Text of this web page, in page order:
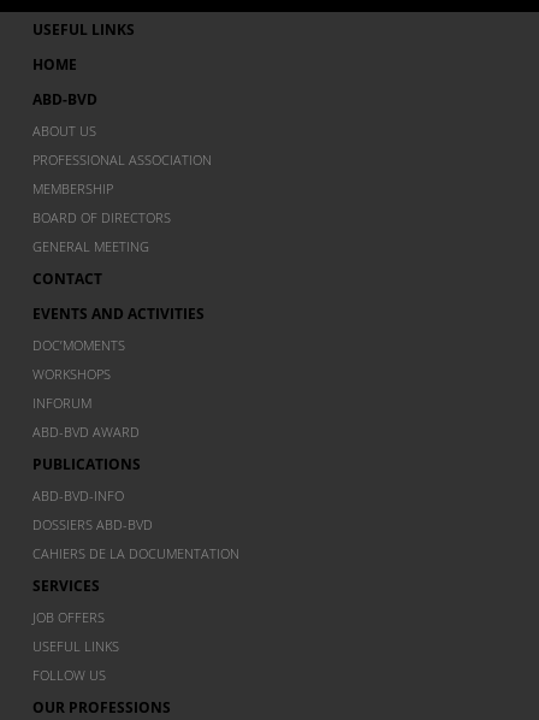
USEFUL LINKS
HOME
ABD-BVD
ABOUT US
PROFESSIONAL ASSOCIATION
MEMBERSHIP
BOARD OF DIRECTORS
GENERAL MEETING
CONTACT
EVENTS AND ACTIVITIES
DOC’MOMENTS
WORKSHOPS
INFORUM
ABD-BVD AWARD
PUBLICATIONS
ABD-BVD-INFO
DOSSIERS ABD-BVD
CAHIERS DE LA DOCUMENTATION
SERVICES
JOB OFFERS
USEFUL LINKS
FOLLOW US
OUR PROFESSIONS